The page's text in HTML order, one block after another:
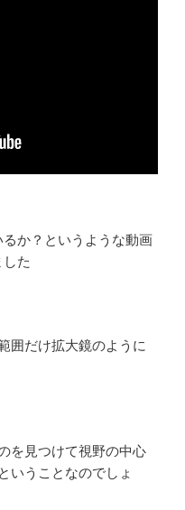
か？というような動画
した
囲だけ拡大鏡のように
を見つけて視野の中心
いうことなのでしょ